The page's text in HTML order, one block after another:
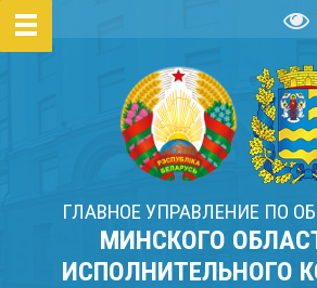
ГЛАВНОЕ УПРАВЛЕНИЕ ПО
МИНСКОГО
ИСПОЛНИТЕЛЬНОГО